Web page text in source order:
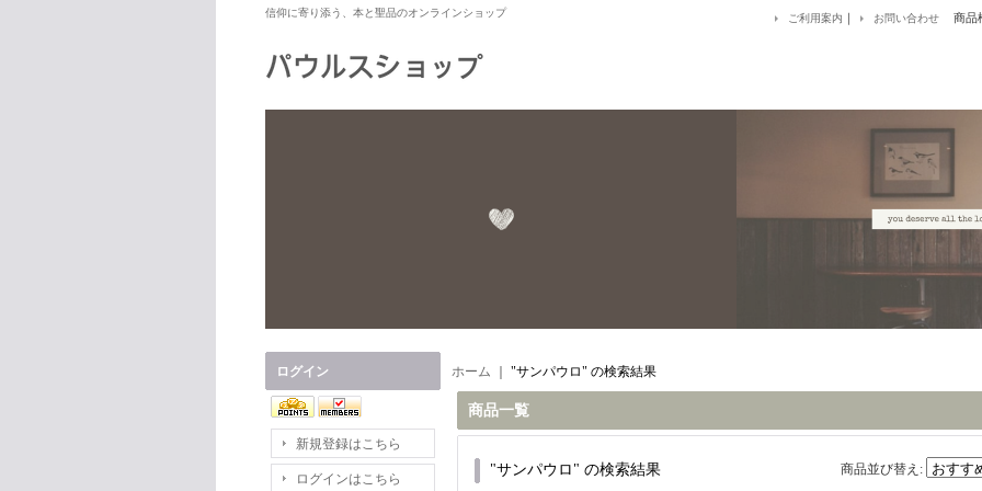
信仰に寄り添う、本と聖品のオンラインショップ ご利用案内 ｜ お問い合わせ 商品
ログイン
新規登録はこちら
ログインはこちら
ホーム "サンパウロ" の検索結果
商品一覧
"サンパウロ" の検索結果 商品並び替え :